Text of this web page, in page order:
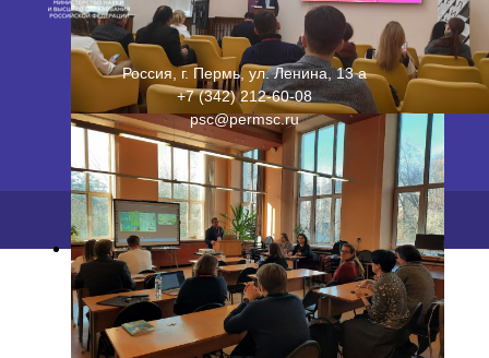
Россия, г. Пермь, ул. Ленина, 13 а
+7 (342) 212-60-08
psc@permsc.ru
2026 ©ПФИЦ УрО РАН